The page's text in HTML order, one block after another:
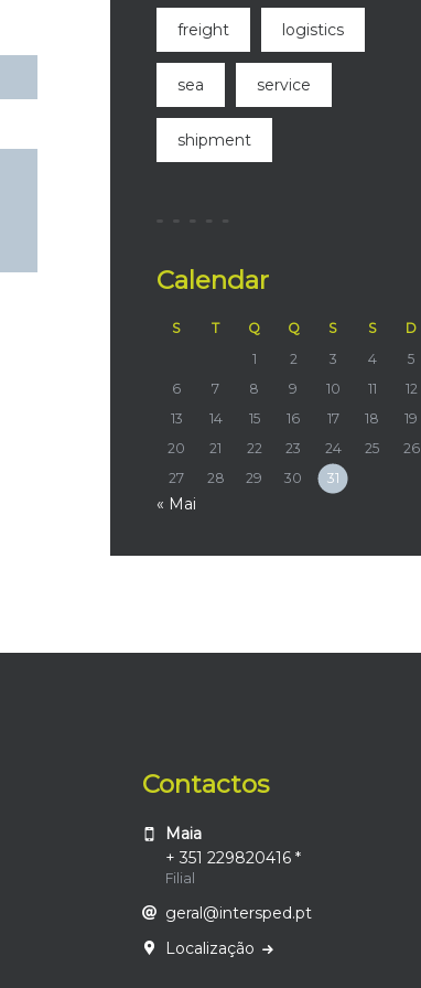
freight logistics
sea service
shipment
Calendar
S T Q Q S S
D
1
2 3 4
5
6
7 8 9 10 11
12
13
14 15 16 17 18
19
20
21 22 23 24 25
26
27
28 29 30 31
« Mai
Contactos
Maia
+ 351 229820416 *
Filial
geral@intersped.pt
Localização